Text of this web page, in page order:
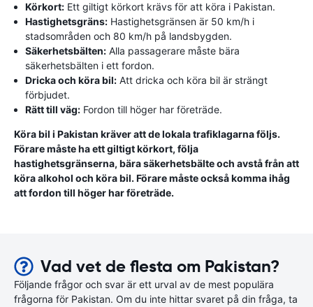
Körkort: Ett giltigt körkort krävs för att köra i Pakistan.
Hastighetsgräns: Hastighetsgränsen är 50 km/h i
stadsområden och 80 km/h på landsbygden.
Säkerhetsbälten: Alla passagerare måste bära
säkerhetsbälten i ett fordon.
Dricka och köra bil: Att dricka och köra bil är strängt
förbjudet.
Rätt till väg: Fordon till höger har företräde.
Köra bil i Pakistan kräver att de lokala trafiklagarna följs.
Förare måste ha ett giltigt körkort, följa
hastighetsgränserna, bära säkerhetsbälte och avstå från att
köra alkohol och köra bil. Förare måste också komma ihåg
att fordon till höger har företräde.
Vad vet de flesta om Pakistan?
Följande frågor och svar är ett urval av de mest populära
frågorna för Pakistan. Om du inte hittar svaret på din fråga, ta